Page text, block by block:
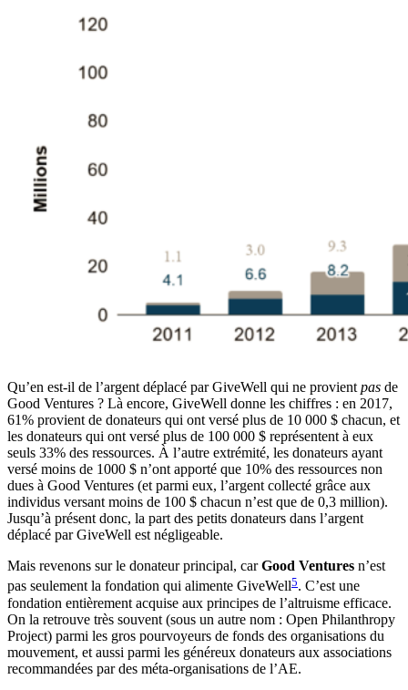
Qu’en est-il de l’argent déplacé par GiveWell qui ne provient pas de
Good Ventures ? Là encore, GiveWell donne les chiffres : en 2017,
61% provient de donateurs qui ont versé plus de 10 000 $ chacun, et
les donateurs qui ont versé plus de 100 000 $ représentent à eux
seuls 33% des ressources. À l’autre extrémité, les donateurs ayant
versé moins de 1000 $ n’ont apporté que 10% des ressources non
dues à Good Ventures (et parmi eux, l’argent collecté grâce aux
individus versant moins de 100 $ chacun n’est que de 0,3 million).
Jusqu’à présent donc, la part des petits donateurs dans l’argent
déplacé par GiveWell est négligeable.
Mais revenons sur le donateur principal, carGood Ventures n’est
pas seulement la fondation qui alimente GiveWell5. C’est une
fondation entièrement acquise aux principes de l’altruisme efficace.
On la retrouve très souvent (sous un autre nom : Open Philanthropy
Project) parmi les gros pourvoyeurs de fonds des organisations du
mouvement, et aussi parmi les généreux donateurs aux associations
recommandées par des méta-organisations de l’AE.